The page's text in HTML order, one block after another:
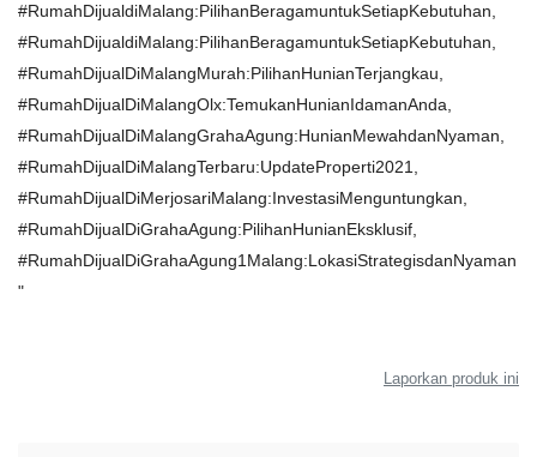
#RumahDijualdiMalang:PilihanBeragamuntukSetiapKebutuhan,
#RumahDijualdiMalang:PilihanBeragamuntukSetiapKebutuhan,
#RumahDijualDiMalangMurah:PilihanHunianTerjangkau,
#RumahDijualDiMalangOlx:TemukanHunianIdamanAnda,
#RumahDijualDiMalangGrahaAgung:HunianMewahdanNyaman,
#RumahDijualDiMalangTerbaru:UpdateProperti2021,
#RumahDijualDiMerjosariMalang:InvestasiMenguntungkan,
#RumahDijualDiGrahaAgung:PilihanHunianEksklusif,
#RumahDijualDiGrahaAgung1Malang:LokasiStrategisdanNyaman
"
Laporkan produk ini